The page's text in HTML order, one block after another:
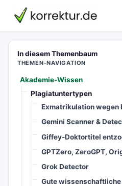
korrektur.de
In diesem Themenbaum
THEMEN-NAVIGATION
Akademie-Wissen
Plagiatuntertypen
Exmatrikulation wegen
Gemini Scanner &
Giffey-Doktortitel
GPTZero, ZeroGPT,
Grok Detector
Gute